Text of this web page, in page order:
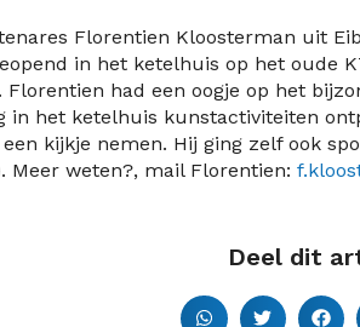
Florentien Kloosterman uit
in het ketelhuis op het oude
Florentien had een oogje op het
in het ketelhuis kunstactiviteiten
kijkje nemen. Hij ging zelf ook
Meer weten?, mail Florentien:
Deel dit